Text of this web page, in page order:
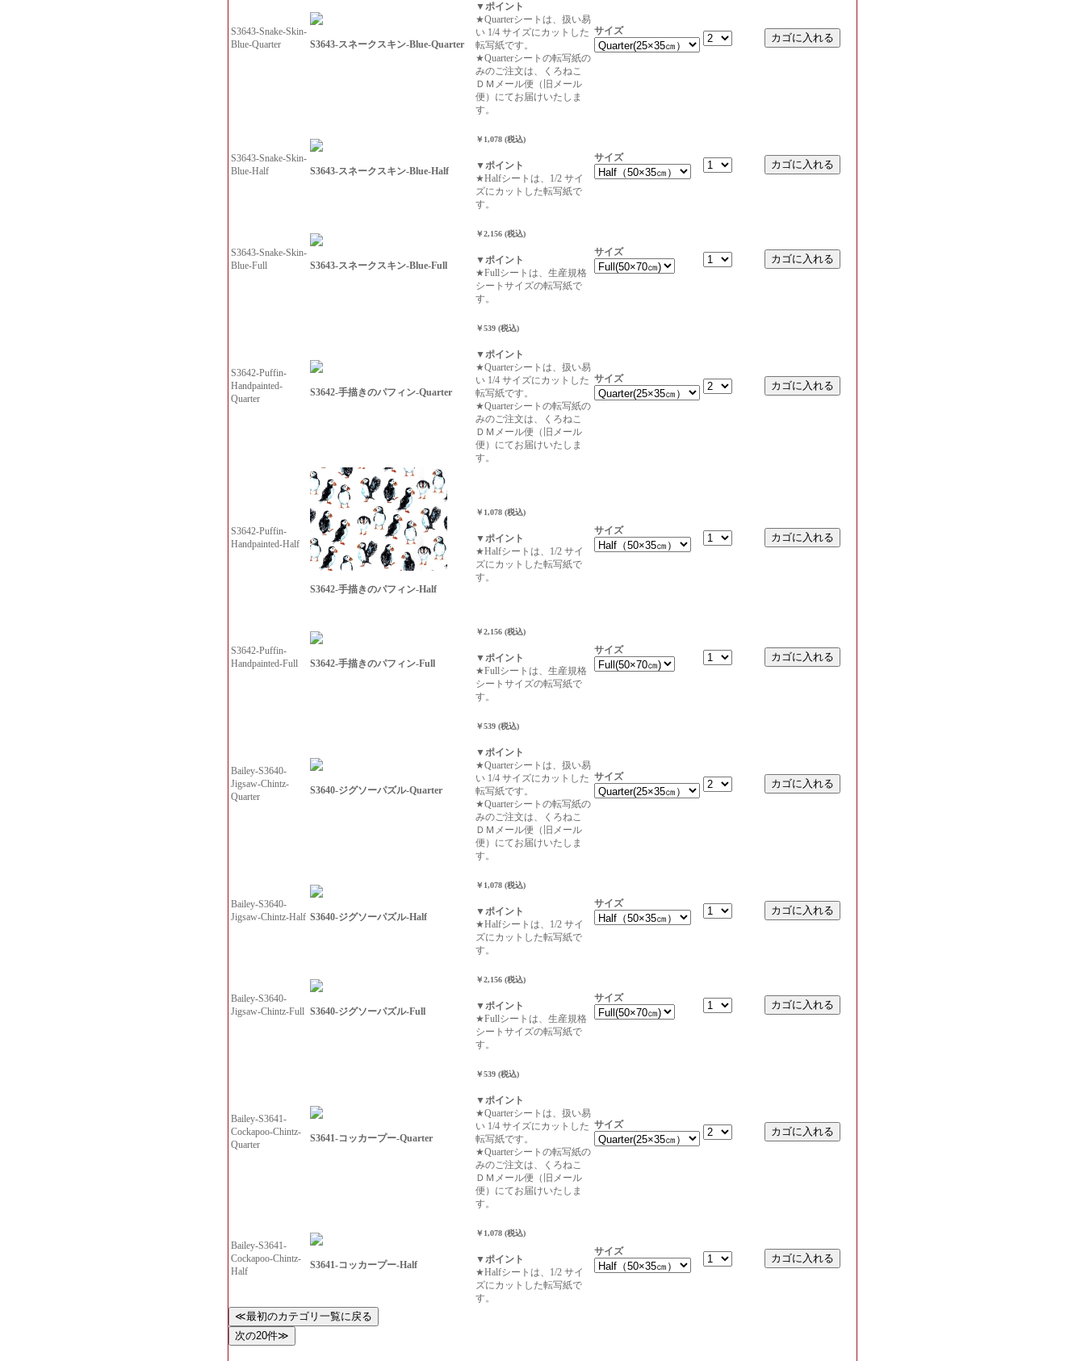
S3643-Snake-Skin-
Blue-Quarter
S3643-スネークスキン-Blue-Quarter
▼ポイント
★Quarterシートは、扱い易
い 1/4 サイズにカットした
転写紙です。
★Quarterシートの転写紙の
みのご注文は、くろねこ
ＤＭメール便（旧メール
便）にてお届けいたしま
す。
サイズ
S3643-Snake-Skin-
Blue-Half
S3643-スネークスキン-Blue-Half
￥1,078 (税込)
▼ポイント
★Halfシートは、1/2 サイ
ズにカットした転写紙で
す。
サイズ
S3643-Snake-Skin-
Blue-Full
S3643-スネークスキン-Blue-Full
￥2,156 (税込)
▼ポイント
★Fullシートは、生産規格
シートサイズの転写紙で
す。
サイズ
S3642-Puffin-
Handpainted-
Quarter
S3642-手描きのパフィン-Quarter
￥539 (税込)
▼ポイント
★Quarterシートは、扱い易
い 1/4 サイズにカットした
転写紙です。
★Quarterシートの転写紙の
みのご注文は、くろねこ
ＤＭメール便（旧メール
便）にてお届けいたしま
す。
サイズ
S3642-Puffin-
Handpainted-Half
S3642-手描きのパフィン-Half
￥1,078 (税込)
▼ポイント
★Halfシートは、1/2 サイ
ズにカットした転写紙で
す。
サイズ
S3642-Puffin-
Handpainted-Full
S3642-手描きのパフィン-Full
￥2,156 (税込)
▼ポイント
★Fullシートは、生産規格
シートサイズの転写紙で
す。
サイズ
Bailey-S3640-
Jigsaw-Chintz-
Quarter
S3640-ジグソーパズル-Quarter
￥539 (税込)
▼ポイント
★Quarterシートは、扱い易
い 1/4 サイズにカットした
転写紙です。
★Quarterシートの転写紙の
みのご注文は、くろねこ
ＤＭメール便（旧メール
便）にてお届けいたしま
す。
サイズ
Bailey-S3640-
Jigsaw-Chintz-Half S3640-ジグソーパズル-Half
￥1,078 (税込)
▼ポイント
★Halfシートは、1/2 サイ
ズにカットした転写紙で
す。
サイズ
Bailey-S3640-
Jigsaw-Chintz-Full S3640-ジグソーパズル-Full
￥2,156 (税込)
▼ポイント
★Fullシートは、生産規格
シートサイズの転写紙で
す。
サイズ
Bailey-S3641-
Cockapoo-Chintz-
Quarter
S3641-コッカープー-Quarter
￥539 (税込)
▼ポイント
★Quarterシートは、扱い易
い 1/4 サイズにカットした
転写紙です。
★Quarterシートの転写紙の
みのご注文は、くろねこ
ＤＭメール便（旧メール
便）にてお届けいたしま
す。
サイズ
Bailey-S3641-
Cockapoo-Chintz-
Half
S3641-コッカープー-Half
￥1,078 (税込)
▼ポイント
★Halfシートは、1/2 サイ
ズにカットした転写紙で
す。
サイズ